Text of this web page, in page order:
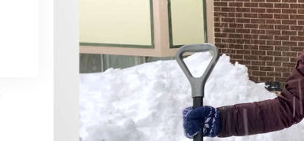
O que é a Grandeza?